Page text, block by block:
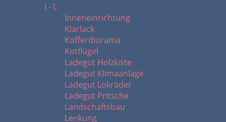
I - L
Inneneinrichtung
Klarlack
Kofferdiorama
Kotflügel
Ladegut Holzkiste
Ladegut Klimaanlage
Ladegut Lokräder
Ladegut Pritsche
Landschaftsbau
Lenkung